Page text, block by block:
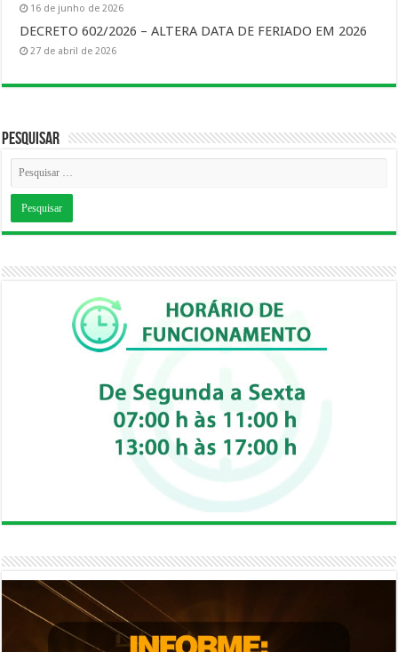
16 de junho de 2026
DECRETO 602/2026 – ALTERA DATA DE FERIADO EM 2026
27 de abril de 2026
Pesquisar